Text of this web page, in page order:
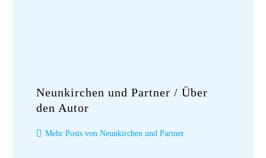
Neunkirchen und Partner / Über
den Autor
Mehr Posts von Neunkirchen und Partner